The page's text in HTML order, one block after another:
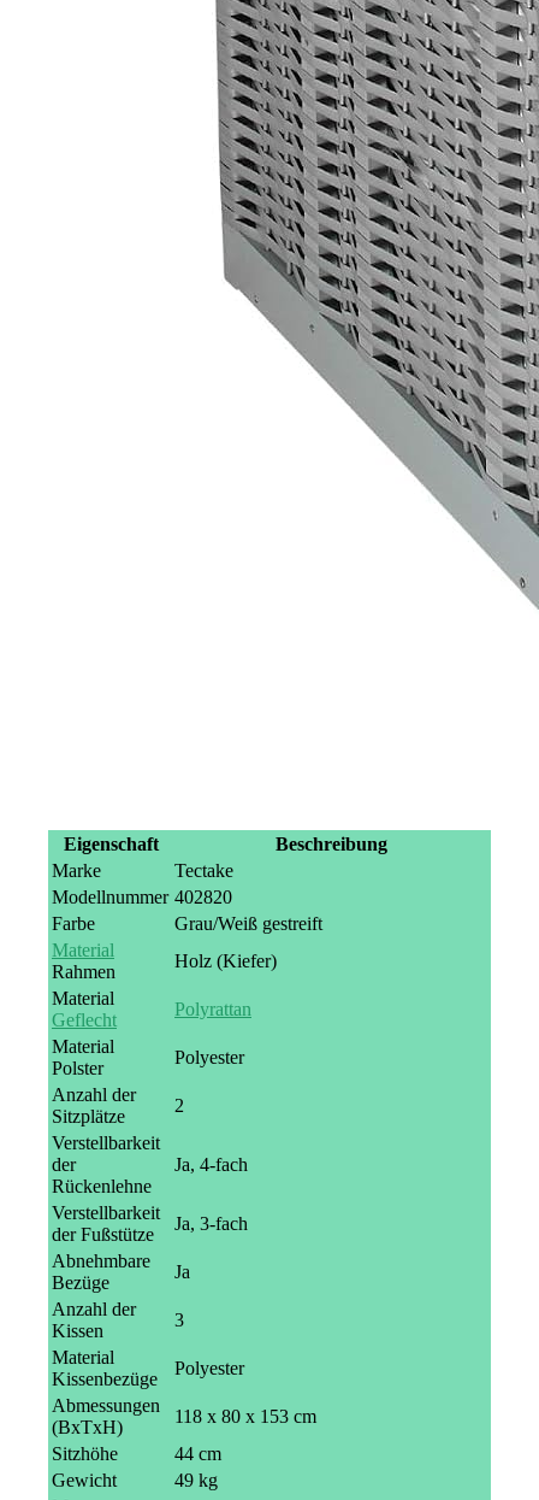
Eigenschaft
Beschreibung
Marke
Tectake
Modellnummer 402820
Farbe
Grau/Weiß gestreift
Material
Rahmen
Holz (Kiefer)
Material
Geflecht
Polyrattan
Material
Polster
Polyester
Anzahl der
Sitzplätze
2
Verstellbarkeit
der
Rückenlehne
Ja, 4-fach
Verstellbarkeit
der Fußstütze
Ja, 3-fach
Abnehmbare
Bezüge
Ja
Anzahl der
Kissen
3
Material
Kissenbezüge
Polyester
Abmessungen
(BxTxH)
118 x 80 x 153 cm
Sitzhöhe
44 cm
Gewicht
49 kg